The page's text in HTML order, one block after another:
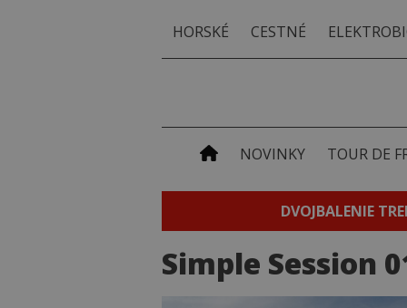
HORSKÉ CESTNÉ
NOVINKY TOUR DE
DVOJBALENIE
Simple Session